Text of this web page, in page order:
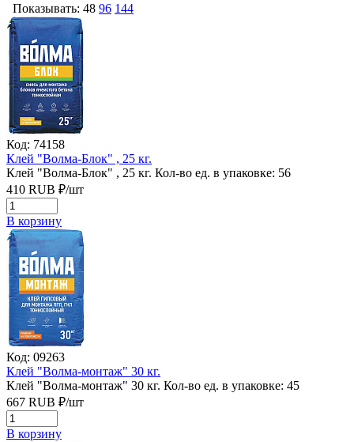
Показывать: 48 96 144
Код: 74158
Клей "Волма-Блок" , 25 кг.
Клей "Волма-Блок" , 25 кг. Кол-во ед. в упаковке: 56
410 RUB ₽/шт
В корзину
Код: 09263
Клей "Волма-монтаж" 30 кг.
Клей "Волма-монтаж" 30 кг. Кол-во ед. в упаковке: 45
667 RUB ₽/шт
В корзину